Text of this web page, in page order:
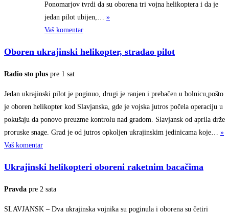
Ponomarjov tvrdi da su oborena tri vojna helikoptera i da je
jedan pilot ubijen,… »
Vaš komentar
Oboren ukrajinski helikopter, stradao pilot
Radio sto plus pre 1 sat
Jedan ukrajinski pilot je poginuo, drugi je ranjen i prebačen u bolnicu,pošto
je oboren helikopter kod Slavjanska, gde je vojska jutros počela operaciju u
pokušaju da ponovo preuzme kontrolu nad gradom. Slavjansk od aprila drže
proruske snage. Grad je od jutros opkoljen ukrajinskim jedinicama koje… »
Vaš komentar
Ukrajinski helikopteri oboreni raketnim bacačima
Pravda pre 2 sata
SLAVJANSK – Dva ukrajinska vojnika su poginula i oborena su četiri